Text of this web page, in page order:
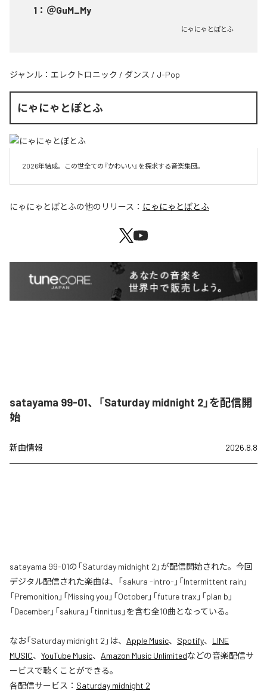
1 ： ＠GuM_My
にゃにゃとぽとふ
ジャンル： エレクトロニック / ダンス / J-Pop
にゃにゃとぽとふ
2026年結成。この世全ての『かわいい』を探求する音楽集団。
にゃにゃとぽとふの他のリリース： にゃにゃとぽとふ
satayama 99-01、「Saturday midnight 2」を配信開
始
新曲情報 2026.8.8
satayama 99-01の「Saturday midnight 2」が配信開始された。今回
デジタル配信された楽曲は、「sakura -intro-」「Intermittent rain」
「Premonition」「Missing you」「October」「future trax」「plan b」
「December」「sakura」「tinnitus」を含む全10曲となっている。
なお「Saturday midnight 2 」は、 Apple Music、 Spotify、 LINE
MUSIC、 YouTube Music、 Amazon Music Unlimitedなどの音楽配信サ
ービスで聴くことができる。
各配信サービス： Saturday midnight 2